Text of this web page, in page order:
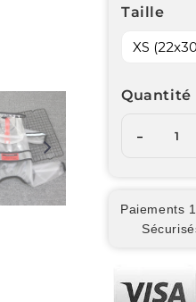
Taille
Quantité
-
Paiements